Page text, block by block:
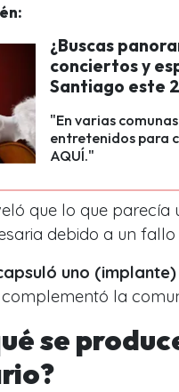
¿Buscas
conciertos y
Santiago este
"En varias
entretenidos para
AQUÍ."
que lo que parecía
debido a un fallo
uno
, complementó la
se